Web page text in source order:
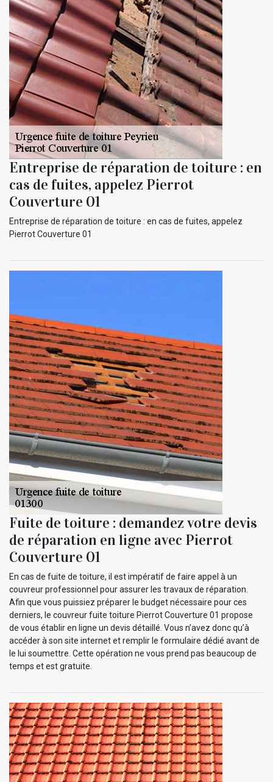
Entreprise de réparation de toiture : en
cas de fuites, appelez Pierrot
Couverture 01
Entreprise de réparation de toiture : en cas de fuites, appelez
Pierrot Couverture 01
Fuite de toiture : demandez votre devis
de réparation en ligne avec Pierrot
Couverture 01
En cas de fuite de toiture, il est impératif de faire appel à un
couvreur professionnel pour assurer les travaux de réparation.
Afin que vous puissiez préparer le budget nécessaire pour ces
derniers, le couvreur fuite toiture Pierrot Couverture 01 propose
de vous établir en ligne un devis détaillé. Vous n’avez donc qu’à
accéder à son site internet et remplir le formulaire dédié avant de
le lui soumettre. Cette opération ne vous prend pas beaucoup de
temps et est gratuite.